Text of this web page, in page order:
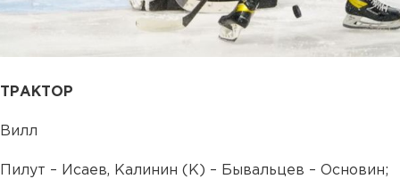
ТРАКТОР
Вилл
Пилут – Исаев, Калинин (К) – Бывальцев – Основин;